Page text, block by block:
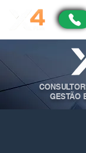
GESTÃO